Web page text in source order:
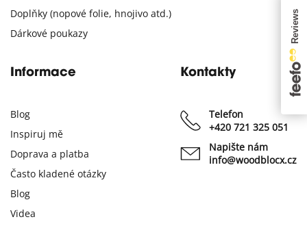
Doplňky (nopové folie, hnojivo atd.)
Dárkové poukazy
Informace
Blog
Inspiruj mě
Doprava a platba
Často kladené otázky
Blog
Videa
Kontakty
Telefon
+420 721 325 051
Napište nám
info@woodblocx.cz